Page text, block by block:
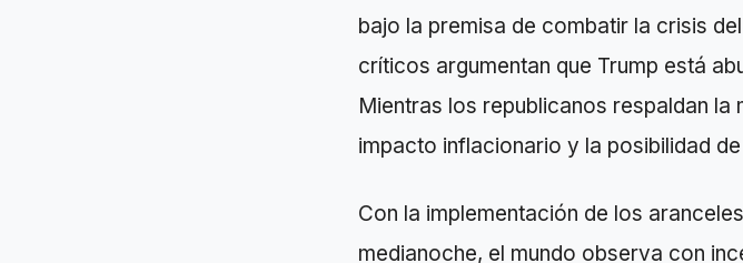
bajo la premisa de combatir la crisis
críticos argumentan que Trump está
Mientras los republicanos respaldan
impacto inflacionario y la posibilidad
Con la implementación de los
medianoche, el mundo observa con